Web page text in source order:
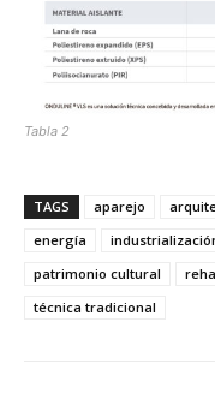
Tabla 2
TAGS aparejo
energía
patrimonio cultural
técnica tradicional